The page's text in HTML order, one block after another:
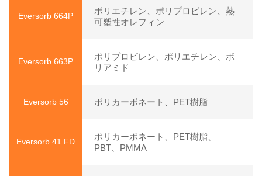
Eversorb 664P
ポリエチレン、ポリプロピレン、熱
可塑性オレフィン
Eversorb 663P
ポリプロピレン、ポリエチレン、ポ
リアミド
Eversorb 56 ポリカーボネート、PET樹脂
Eversorb 41 FD
ポリカーボネート、PET樹脂、
PBT、PMMA